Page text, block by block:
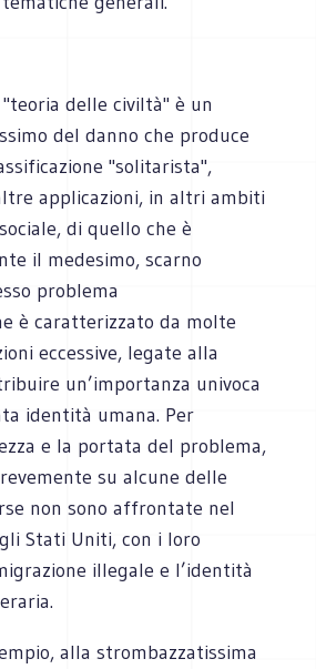
delle civiltà" è un
del danno che produce
"solitarista",
applicazioni, in altri ambiti
di quello che è
il medesimo, scarno
problema
è caratterizzato da molte
eccessive, legate alla
un’importanza univoca
identità umana. Per
e la portata del problema,
su alcune delle
non sono affrontate nel
Stati Uniti, con i loro
illegale e l’identità
alla strombazzatissima